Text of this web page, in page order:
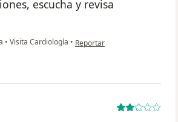
escucha y revisa
• Visita Cardiología • en opinión del usuario Luis Razo
Reportar